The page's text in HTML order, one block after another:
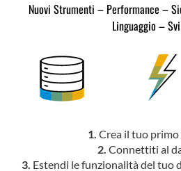
Nuovi Strumenti – Performance –
Linguaggio –
1. Crea il tuo primo
2. Connettiti al
3. Estendi le funzionalità del tuo